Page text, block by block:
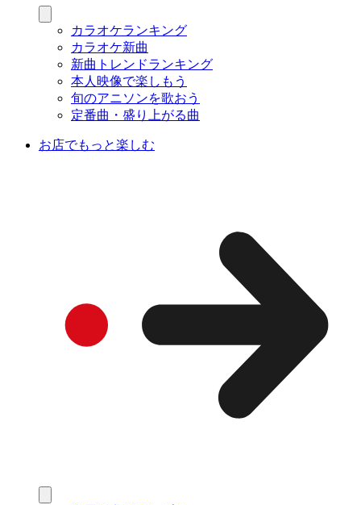
カラオケランキング
カラオケ新曲
新曲トレンドランキング
本人映像で楽しもう
旬のアニソンを歌おう
定番曲・盛り上がる曲
お店でもっと楽しむ